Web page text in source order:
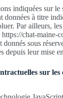
indiquées sur le
données à titre
Par ailleurs,
chat-maine-
donnés sous
depuis leur mise
sur les